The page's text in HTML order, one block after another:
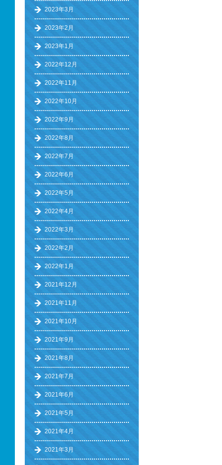
2023年3月
2023年2月
2023年1月
2022年12月
2022年11月
2022年10月
2022年9月
2022年8月
2022年7月
2022年6月
2022年5月
2022年4月
2022年3月
2022年2月
2022年1月
2021年12月
2021年11月
2021年10月
2021年9月
2021年8月
2021年7月
2021年6月
2021年5月
2021年4月
2021年3月